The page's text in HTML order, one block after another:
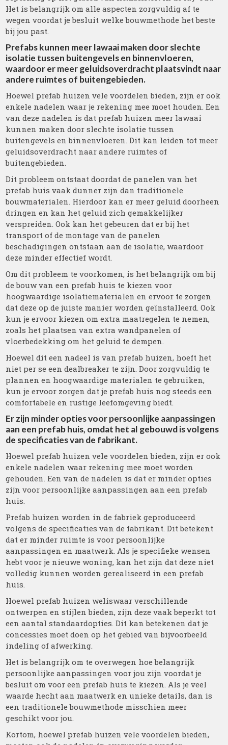
Het is belangrijk om alle aspecten zorgvuldig af te
wegen voordat je besluit welke bouwmethode het beste
bij jou past.
Prefabs kunnen meer lawaai maken door slechte
isolatie tussen buitengevels en binnenvloeren,
waardoor er meer geluidsoverdracht plaatsvindt naar
andere ruimtes of buitengebieden.
Hoewel prefab huizen vele voordelen bieden, zijn er ook
enkele nadelen waar je rekening mee moet houden. Een
van deze nadelen is dat prefab huizen meer lawaai
kunnen maken door slechte isolatie tussen
buitengevels en binnenvloeren. Dit kan leiden tot meer
geluidsoverdracht naar andere ruimtes of
buitengebieden.
Dit probleem ontstaat doordat de panelen van het
prefab huis vaak dunner zijn dan traditionele
bouwmaterialen. Hierdoor kan er meer geluid doorheen
dringen en kan het geluid zich gemakkelijker
verspreiden. Ook kan het gebeuren dat er bij het
transport of de montage van de panelen
beschadigingen ontstaan aan de isolatie, waardoor
deze minder effectief wordt.
Om dit probleem te voorkomen, is het belangrijk om bij
de bouw van een prefab huis te kiezen voor
hoogwaardige isolatiematerialen en ervoor te zorgen
dat deze op de juiste manier worden geïnstalleerd. Ook
kun je ervoor kiezen om extra maatregelen te nemen,
zoals het plaatsen van extra wandpanelen of
vloerbedekking om het geluid te dempen.
Hoewel dit een nadeel is van prefab huizen, hoeft het
niet per se een dealbreaker te zijn. Door zorgvuldig te
plannen en hoogwaardige materialen te gebruiken,
kun je ervoor zorgen dat je prefab huis nog steeds een
comfortabele en rustige leefomgeving biedt.
Er zijn minder opties voor persoonlijke aanpassingen
aan een prefab huis, omdat het al gebouwd is volgens
de specificaties van de fabrikant.
Hoewel prefab huizen vele voordelen bieden, zijn er ook
enkele nadelen waar rekening mee moet worden
gehouden. Een van de nadelen is dat er minder opties
zijn voor persoonlijke aanpassingen aan een prefab
huis.
Prefab huizen worden in de fabriek geproduceerd
volgens de specificaties van de fabrikant. Dit betekent
dat er minder ruimte is voor persoonlijke
aanpassingen en maatwerk. Als je specifieke wensen
hebt voor je nieuwe woning, kan het zijn dat deze niet
volledig kunnen worden gerealiseerd in een prefab
huis.
Hoewel prefab huizen weliswaar verschillende
ontwerpen en stijlen bieden, zijn deze vaak beperkt tot
een aantal standaardopties. Dit kan betekenen dat je
concessies moet doen op het gebied van bijvoorbeeld
indeling of afwerking.
Het is belangrijk om te overwegen hoe belangrijk
persoonlijke aanpassingen voor jou zijn voordat je
besluit om voor een prefab huis te kiezen. Als je veel
waarde hecht aan maatwerk en unieke details, dan is
een traditionele bouwmethode misschien meer
geschikt voor jou.
Kortom, hoewel prefab huizen vele voordelen bieden,